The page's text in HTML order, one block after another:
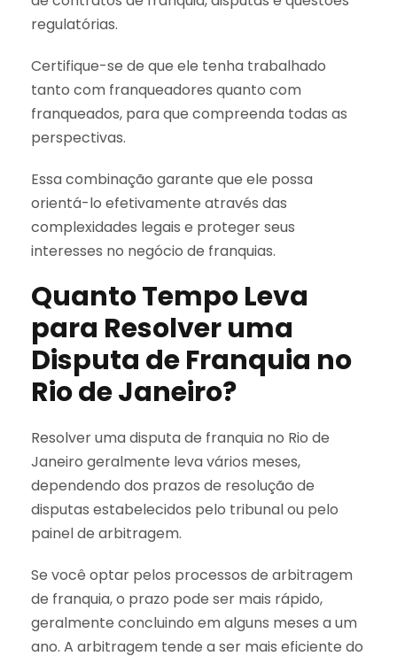
regulatórias.
Certifique-se de que ele tenha trabalhado
tanto com franqueadores quanto com
franqueados, para que compreenda todas as
perspectivas.
Essa combinação garante que ele possa
orientá-lo efetivamente através das
complexidades legais e proteger seus
interesses no negócio de franquias.
Quanto Tempo Leva
para Resolver uma
Disputa de Franquia no
Rio de Janeiro?
Resolver uma disputa de franquia no Rio de
Janeiro geralmente leva vários meses,
dependendo dos prazos de resolução de
disputas estabelecidos pelo tribunal ou pelo
painel de arbitragem.
Se você optar pelos processos de arbitragem
de franquia, o prazo pode ser mais rápido,
geralmente concluindo em alguns meses a um
ano. A arbitragem tende a ser mais eficiente do